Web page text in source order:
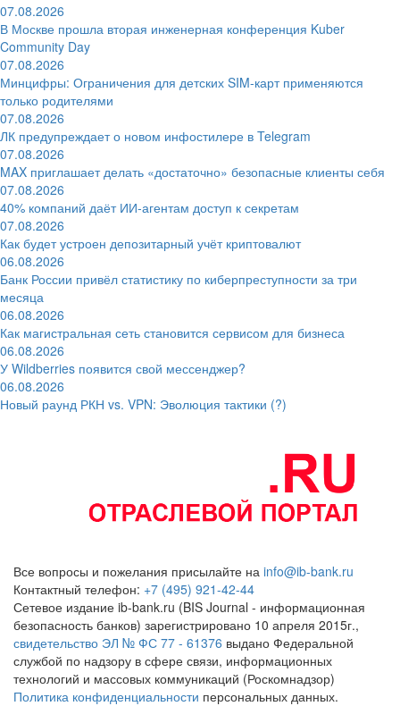
07.08.2026
В Москве прошла вторая инженерная конференция Kuber
Community Day
07.08.2026
Минцифры: Ограничения для детских SIM-карт применяются
только родителями
07.08.2026
ЛК предупреждает о новом инфостилере в Telegram
07.08.2026
MAX приглашает делать «достаточно» безопасные клиенты себя
07.08.2026
40% компаний даёт ИИ‑агентам доступ к секретам
07.08.2026
Как будет устроен депозитарный учёт криптовалют
06.08.2026
Банк России привёл статистику по киберпреступности за три
месяца
06.08.2026
Как магистральная сеть становится сервисом для бизнеса
06.08.2026
У Wildberries появится свой мессенджер?
06.08.2026
Новый раунд РКН vs. VPN: Эволюция тактики (?)
Все вопросы и пожелания присылайте на info@ib-bank.ru
Контактный телефон: +7 (495) 921-42-44
Сетевое издание ib-bank.ru (BIS Journal - информационная
безопасность банков) зарегистрировано 10 апреля 2015г.,
свидетельство ЭЛ № ФС 77 - 61376 выдано Федеральной
службой по надзору в сфере связи, информационных
технологий и массовых коммуникаций (Роскомнадзор)
Политика конфиденциальности персональных данных.